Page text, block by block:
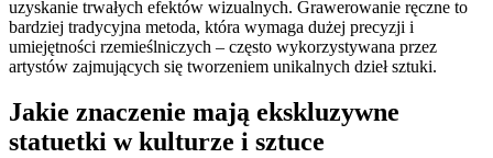
uzyskanie trwałych efektów wizualnych. Grawerowanie ręczne to
bardziej tradycyjna metoda, która wymaga dużej precyzji i
umiejętności rzemieślniczych – często wykorzystywana przez
artystów zajmujących się tworzeniem unikalnych dzieł sztuki.
Jakie znaczenie mają ekskluzywne
statuetki w kulturze i sztuce